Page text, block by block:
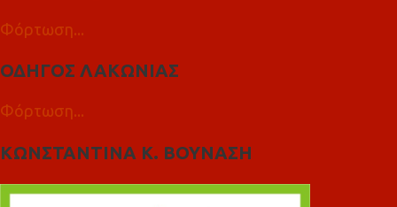
Φόρτωση...
ΟΔΗΓΟΣ ΛΑΚΩΝΙΑΣ
Φόρτωση...
ΚΩΝΣΤΑΝΤΙΝΑ Κ. ΒΟΥΝΑΣΗ